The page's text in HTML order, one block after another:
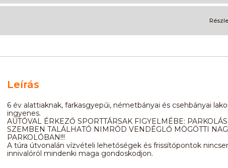
Leírás
6 év alattiaknak, farkasgyepűi, németbányai és csehbányai
ingyenes.
AUTÓVAL ÉRKEZŐ SPORTTÁRSAK FIGYELMÉBE:
SZEMBEN TALÁLHATÓ NIMRÓD VENDÉGLŐ MÖGÖTTI
PARKOLÓBAN!!!
A túra útvonalán vízvételi lehetőségek és frissítőpontok
innivalóról mindenki maga gondoskodjon.